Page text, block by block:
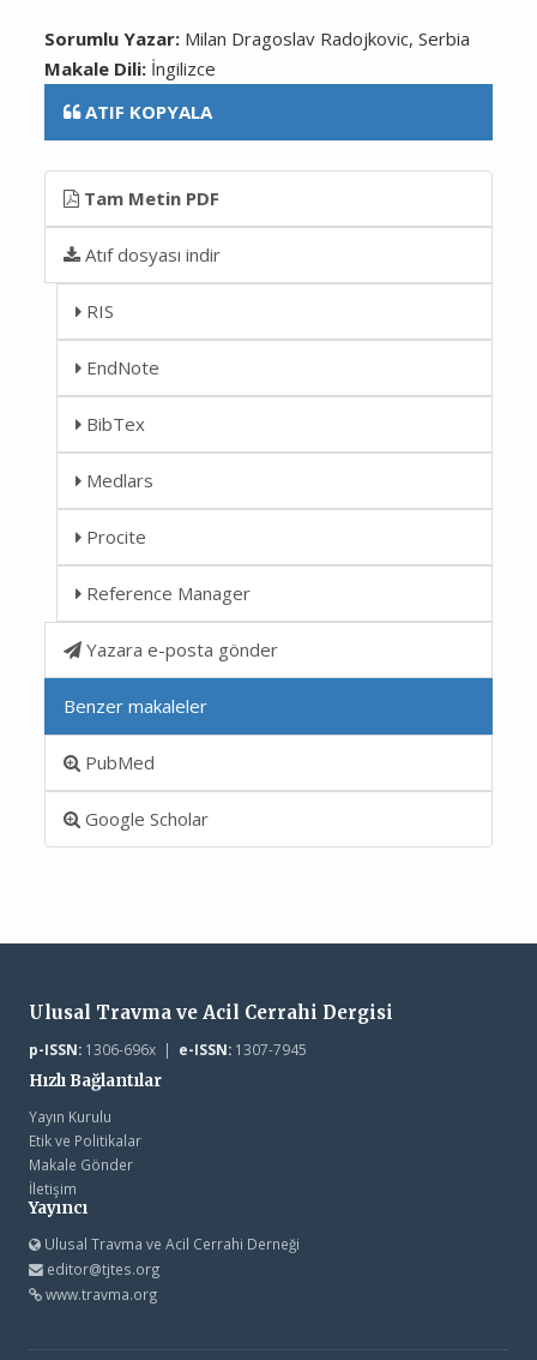
Sorumlu Yazar: Milan Dragoslav Radojkovic, Serbia
Makale Dili: İngilizce
ATIF KOPYALA
Tam Metin PDF
Atıf dosyası indir
RIS
EndNote
BibTex
Medlars
Procite
Reference Manager
Yazara e-posta gönder
Benzer makaleler
PubMed
Google Scholar
Ulusal Travma ve Acil Cerrahi Dergisi
p-ISSN:1306-696x | e-ISSN:1307-7945
Hızlı Bağlantılar
Yayın Kurulu
Etik ve Politikalar
Makale Gönder
İletişim
Yayıncı
Ulusal Travma ve Acil Cerrahi Derneği
editor@tjtes.org
www.travma.org